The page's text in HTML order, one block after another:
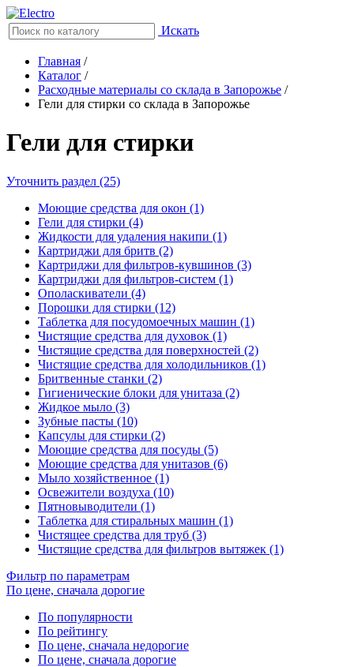
Искать
Главная /
Каталог /
Расходные материалы со склада в Запорожье /
Гели для стирки со склада в Запорожье
Гели для стирки
Уточнить раздел (25)
Моющие средства для окон (1)
Гели для стирки (4)
Жидкости для удаления накипи (1)
Картриджи для бритв (2)
Картриджи для фильтров-кувшинов (3)
Картриджи для фильтров-систем (1)
Ополаскиватели (4)
Порошки для стирки (12)
Таблетка для посудомоечных машин (1)
Чистящие средства для духовок (1)
Чистящие средства для поверхностей (2)
Чистящие средства для холодильников (1)
Бритвенные станки (2)
Гигиенические блоки для унитаза (2)
Жидкое мыло (3)
Зубные пасты (10)
Капсулы для стирки (2)
Моющие средства для посуды (5)
Моющие средства для унитазов (6)
Мыло хозяйственное (1)
Освежители воздуха (10)
Пятновыводители (1)
Таблетка для стиральных машин (1)
Чистящее средства для труб (3)
Чистящие средства для фильтров вытяжек (1)
Фильтр по параметрам
По цене, сначала дорогие
По популярности
По рейтингу
По цене, сначала недорогие
По цене, сначала дорогие